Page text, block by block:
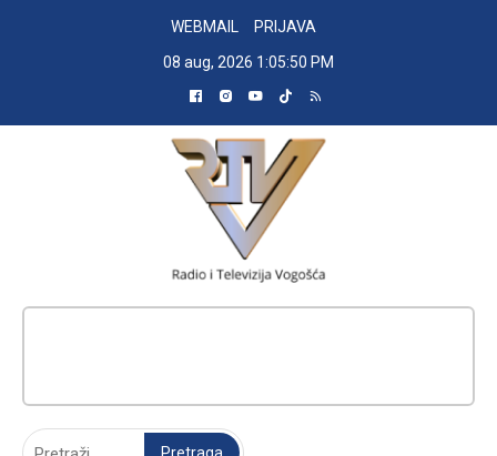
WEBMAIL
PRIJAVA
08 aug, 2026 1:05:51 PM